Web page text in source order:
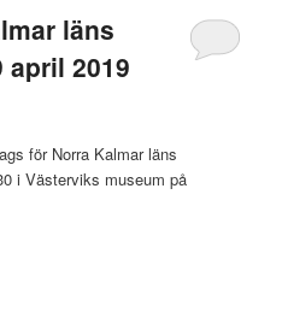
läns
2019
för Norra Kalmar läns
i Västerviks museum på